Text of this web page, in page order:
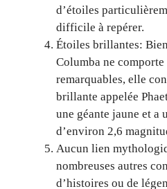
d’étoiles
difficile à repérer.
Étoiles brillantes:
Columba ne comporte
remarquables, elle
brillante appelée
une géante jaune et a
d’environ 2,6
Aucun lien
nombreuses autres
d’histoires ou de